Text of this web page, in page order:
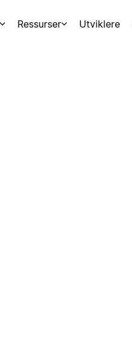
Ressurser Utviklere